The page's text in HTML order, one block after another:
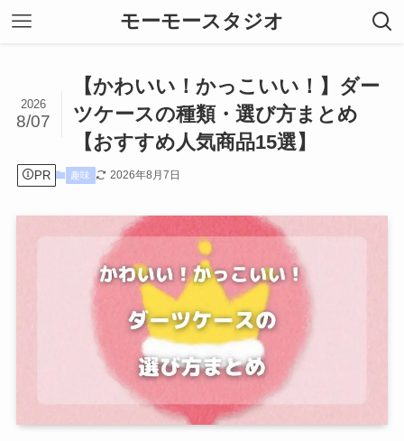
モーモースタジオ
【かわいい！かっこいい！】ダー
ツケースの種類・選び方まとめ
【おすすめ人気商品15選】
2026
8/07
PR 趣味 2026年8月7日